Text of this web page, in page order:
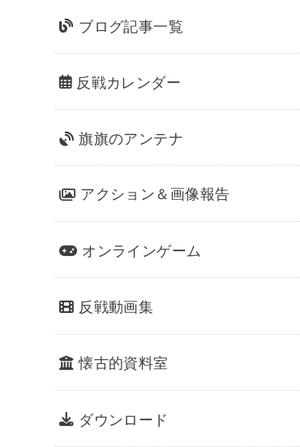
ブログ記事一覧
反戦カレンダー
旗旗のアンテナ
アクション＆画像報告
オンラインゲーム
反戦動画集
懐古的資料室
ダウンロード